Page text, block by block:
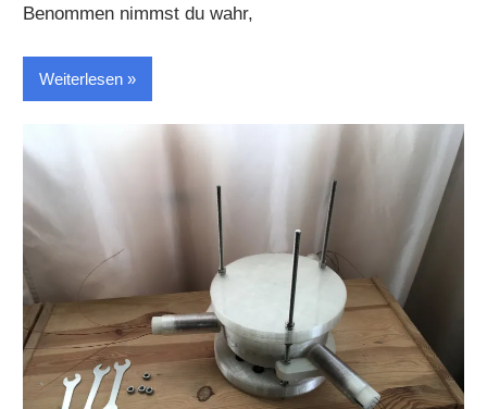
Benommen nimmst du wahr,
Weiterlesen